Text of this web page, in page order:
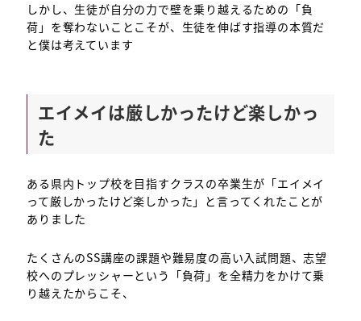
しかし、生徒が自分の力で壁を乗り越えるための「負
荷」を奪わないことこそが、生徒を伸ばす指導の本質だ
と僕は考えています
エイメイは厳しかったけど楽しかっ
た
ある県内トップ校を目指すクラスの卒業生が「エイメイ
って厳しかったけど楽しかった」と言ってくれたことが
ありました
たくさんのSS講座の課題や難易度の高い入試問題、志望
校へのプレッシャーという「負荷」を全精力をかけて乗
り越えたからこそ、